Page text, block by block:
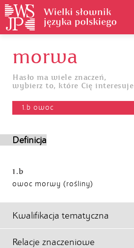
Jak korzystać
morwa
Hasło ma wiele znaczeń,
wybierz to, które Cię interesuje
1.b owoc
Definicja
1.b
owoc morwy (rośliny)
Kwalifikacja tematyczna
Relacje znaczeniowe